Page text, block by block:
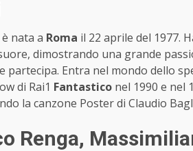
nata a Roma il 22 aprile del 1977.
dimostrando una grande
partecipa. Entra nel mondo dello
di Rai1 Fantastico nel 1990 e nel
la canzone Poster di Claudio
Renga,